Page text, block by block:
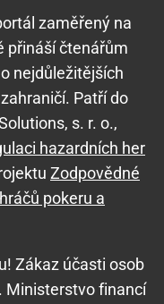
zaměřený na
přináší čtenářům
nejdůležitějších
Patří do
s. r. o.,
hazardních her
Zodpovědné
pokeru a
Zákaz účasti osob
Ministerstvo financí